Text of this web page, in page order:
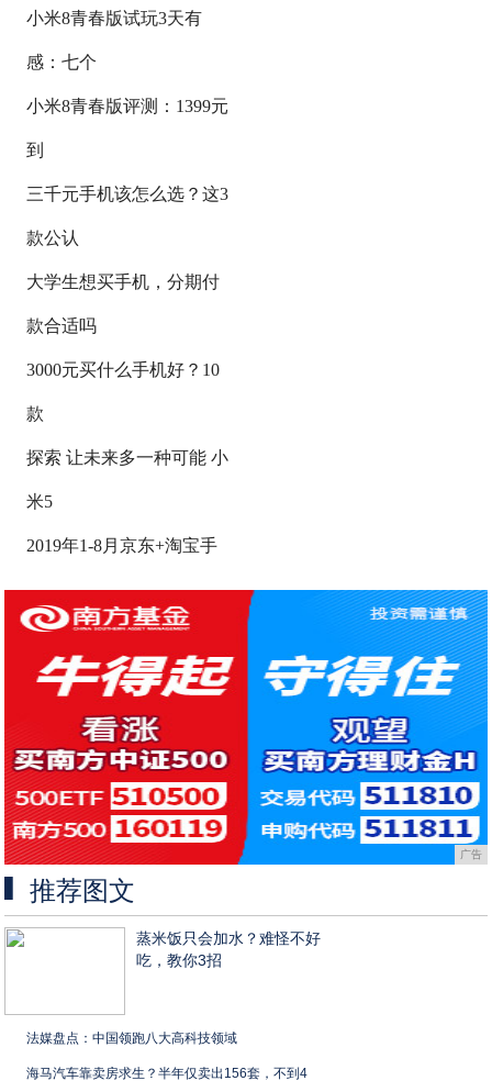
小米8青春版试玩3天有
感：七个
小米8青春版评测：1399元
到
三千元手机该怎么选？这3
款公认
大学生想买手机，分期付
款合适吗
3000元买什么手机好？10
款
探索 让未来多一种可能 小
米5
2019年1-8月京东+淘宝手
广告
推荐图文
蒸米饭只会加水？难怪不好
吃，教你3招
法媒盘点：中国领跑八大高科技领域
海马汽车靠卖房求生？半年仅卖出156套，不到4